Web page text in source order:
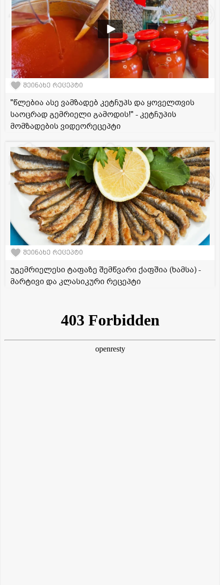
შეინახე რეცეპტი
"წლებია ასე ვამზადებ კეტჩუპს და ყოველთვის
საოცრად გემრიელი გამოდის!" - კეტჩუპის
მომზადების ვიდეორეცეპტი
შეინახე რეცეპტი
უგემრიელესი ტაფაზე შემწვარი ქაფშია (ხამსა) -
მარტივი და კლასიკური რეცეპტი